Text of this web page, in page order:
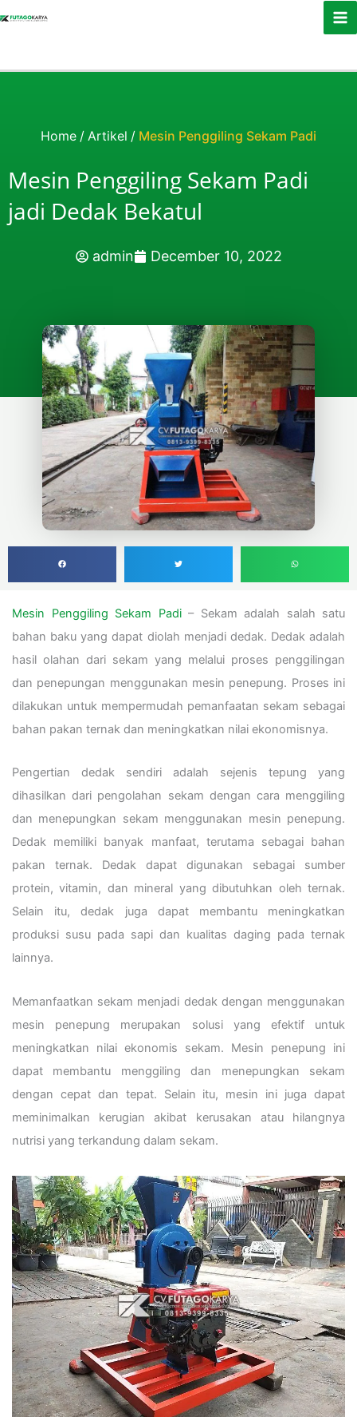
Home / Artikel / Mesin Penggiling Sekam Padi
Mesin Penggiling Sekam Padi
jadi Dedak Bekatul
admin December 10, 2022
Mesin Penggiling Sekam Padi– Sekam adalah salah satu
bahan baku yang dapat diolah menjadi dedak. Dedak adalah
hasil olahan dari sekam yang melalui proses penggilingan
dan penepungan menggunakan mesin penepung. Proses ini
dilakukan untuk mempermudah pemanfaatan sekam sebagai
bahan pakan ternak dan meningkatkan nilai ekonomisnya.
Pengertian dedak sendiri adalah sejenis tepung yang
dihasilkan dari pengolahan sekam dengan cara menggiling
dan menepungkan sekam menggunakan mesin penepung.
Dedak memiliki banyak manfaat, terutama sebagai bahan
pakan ternak. Dedak dapat digunakan sebagai sumber
protein, vitamin, dan mineral yang dibutuhkan oleh ternak.
Selain itu, dedak juga dapat membantu meningkatkan
produksi susu pada sapi dan kualitas daging pada ternak
lainnya.
Memanfaatkan sekam menjadi dedak dengan menggunakan
mesin penepung merupakan solusi yang efektif untuk
meningkatkan nilai ekonomis sekam. Mesin penepung ini
dapat membantu menggiling dan menepungkan sekam
dengan cepat dan tepat. Selain itu, mesin ini juga dapat
meminimalkan kerugian akibat kerusakan atau hilangnya
nutrisi yang terkandung dalam sekam.